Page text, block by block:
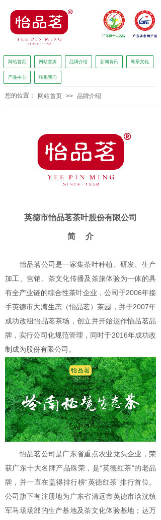
网站首页 网站首页 品牌介绍 新闻资讯 粤茶文化
产品中心 联系我们
怡品茗独家冠名广东广播电视台广东新闻《正点播报》
您的位置： 网站首页 >> 品牌介绍
英德市怡品茗茶叶股份有限公司
简 介
怡品茗公司是一家集茶叶种植、研发、生产
加工、营销、茶文化传播及茶旅体验为一体的具
有全产业链的综合性茶叶企业，公司于2006年接
手英德市大湾生态（怡品茗）茶园，并于2007年
成功改组怡品茗茶场，创立并开始运作怡品茗品
牌，实行公司化规范管理，同时于2016年成功改
制成为股份有限公司。
怡品茗公司是广东省重点农业龙头企业，荣
获广东十大名牌产品殊荣，是“英德红茶”的老品
牌，并一直在盖得排行榜“英德红茶”排行首位。
公司旗下有注册地为广东省清远市英德市浛洸镇
军马场场部的生产基地及茶文化体验基地；达万